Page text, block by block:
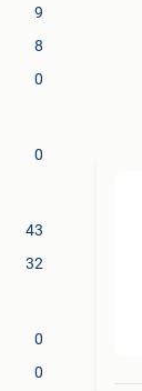
9
8
0
0
43
32
0
0